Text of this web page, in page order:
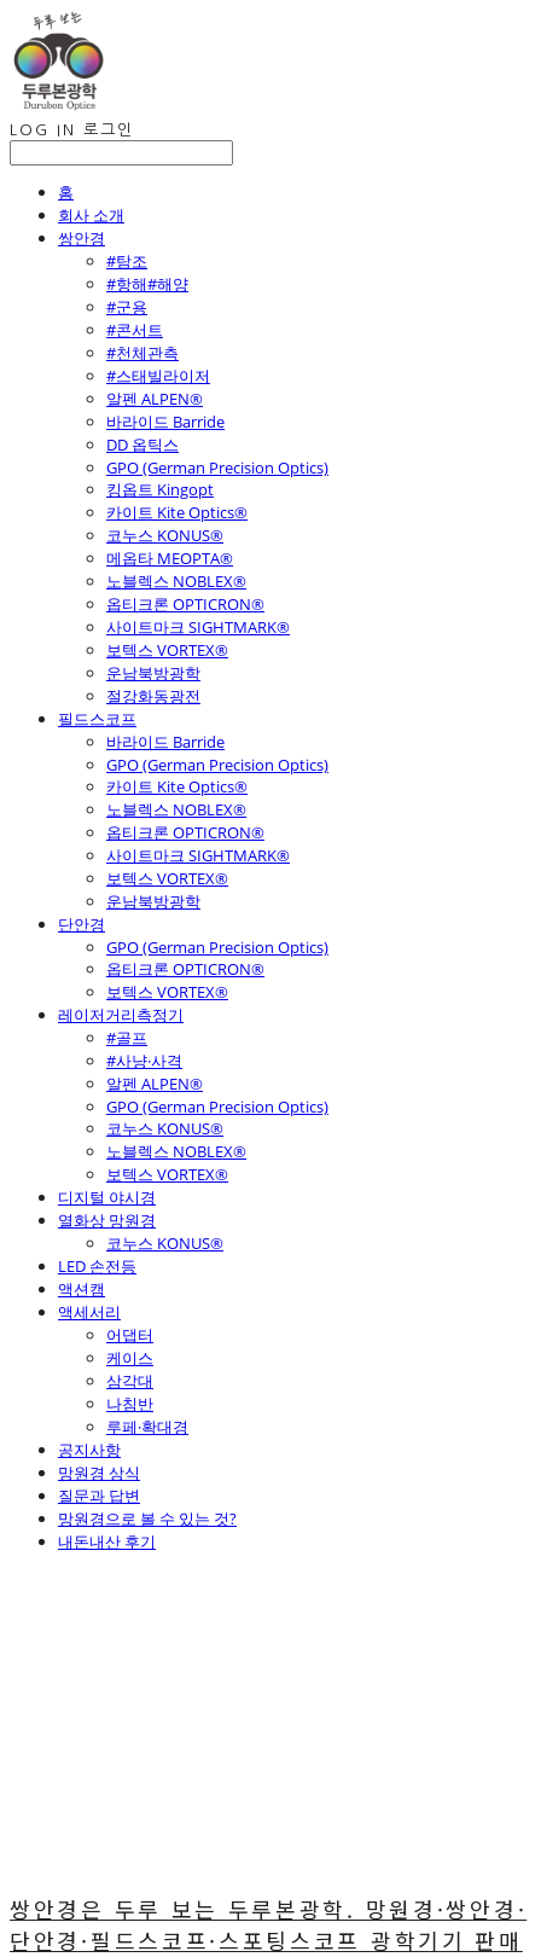
LOG IN 로그인
홈
회사 소개
쌍안경
#탐조
#항해#해양
#군용
#콘서트
#천체관측
#스태빌라이저
알펜 ALPEN®
바라이드 Barride
DD 옵틱스
GPO (German Precision Optics)
킹옵트 Kingopt
카이트 Kite Optics®
코누스 KONUS®
메옵타 MEOPTA®
노블렉스 NOBLEX®
옵티크론 OPTICRON®
사이트마크 SIGHTMARK®
보텍스 VORTEX®
운남북방광학
절강화동광전
필드스코프
바라이드 Barride
GPO (German Precision Optics)
카이트 Kite Optics®
노블렉스 NOBLEX®
옵티크론 OPTICRON®
사이트마크 SIGHTMARK®
보텍스 VORTEX®
운남북방광학
단안경
GPO (German Precision Optics)
옵티크론 OPTICRON®
보텍스 VORTEX®
레이저거리측정기
#골프
#사냥·사격
알펜 ALPEN®
GPO (German Precision Optics)
코누스 KONUS®
노블렉스 NOBLEX®
보텍스 VORTEX®
디지털 야시경
열화상 망원경
코누스 KONUS®
LED 손전등
액션캠
액세서리
어댑터
케이스
삼각대
나침반
루페·확대경
공지사항
망원경 상식
질문과 답변
망원경으로 볼 수 있는 것?
내돈내산 후기
쌍안경은 두루 보는 두루본광학. 망원경·쌍안경·
단안경·필드스코프·스포팅스코프 광학기기 판매